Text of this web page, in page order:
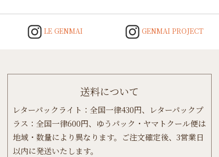
LE GENMAI GENMAI PROJECT
送料について
レターパックライト：全国一律430円、レターパックプ
ラス：全国一律600円、ゆうパック・ヤマトクール便は
地域・数量により異なります。ご注文確定後、3営業日
以内に発送いたします。